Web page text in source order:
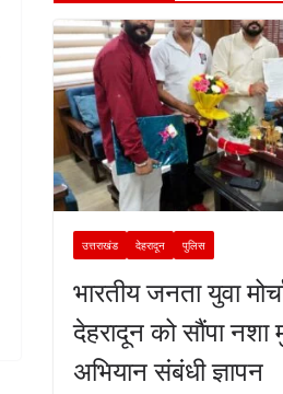
उत्तराखंड देहरादून पुलिस
भारतीय जनता युवा
देहरादून को सौंपा नशा
अभियान संबंधी ज्ञापन